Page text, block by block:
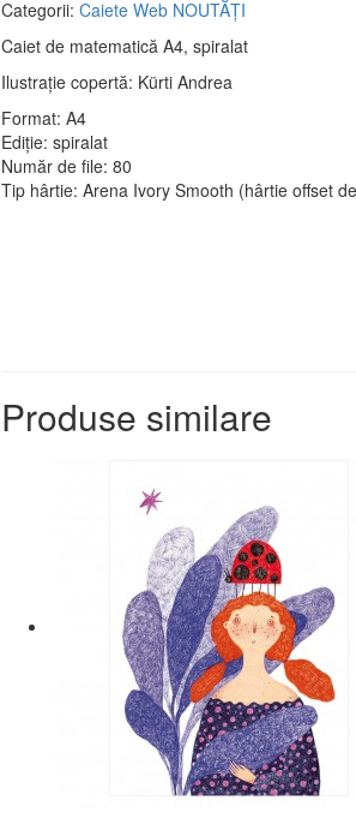
Categorii: Caiete Web NOUTĂȚI
Caiet de matematică A4, spiralat
Ilustrație copertă: Kürti Andrea
Format: A4
Ediție: spiralat
Număr de file: 80
Tip hârtie: Arena Ivory Smooth (hârtie offset
Produse similare